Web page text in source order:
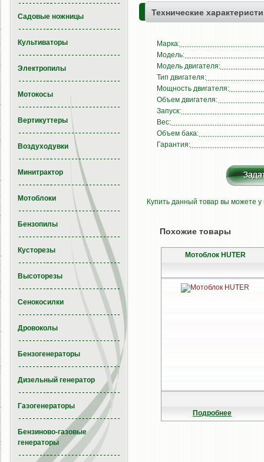
Технические
Марка:
Модель:
Модель двигателя:
Тип двигателя:
Мощность двигателя:
Объем двигателя:
Запуск:
Вес:
Объем бака:
Гарантия:
Купить данный товар вы можете
Похожие товары
Мотоблок HUTER
Подробнее
Садовые ножницы
Культиваторы
Электропилы
Мотокосы
Вертикуттеры
Воздуходувки
Минитрактор
Мотоблоки
Бензопилы
Кусторезы
Высоторезы
Сенокосилки
Дровоколы
Бензогенераторы
Дизельный генератор
Газогенераторы
Бензиново-газовые
генераторы